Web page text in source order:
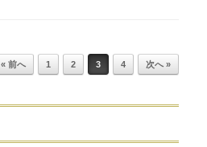
« 前へ 1 2 3 4 次へ »